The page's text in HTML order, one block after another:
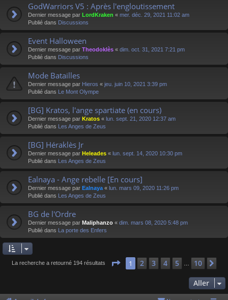
GodWarriors V5 : Après l'engloutissement
Dernier message par LordKraken « mer. déc. 29, 2021 11:02 am
Publié dans Discussions
Event Halloween
Dernier message par Theodoklès « dim. oct. 31, 2021 7:21 pm
Publié dans Discussions
Mode Batailles
Dernier message par Hieros « jeu. juin 10, 2021 3:39 pm
Publié dans Le Mont Olympe
[BG] Kratos, l'ange spartiate (en cours)
Dernier message par Kratos « lun. sept. 21, 2020 12:37 am
Publié dans Les Anges de Zeus
[BG] Héraklès Jr
Dernier message par Heleades « lun. sept. 14, 2020 10:30 pm
Publié dans Les Anges de Zeus
Ealnaya - Ange rebelle [En cours]
Dernier message par Ealnaya « lun. mars 09, 2020 11:26 pm
Publié dans Les Anges de Zeus
BG de l'Ordre
Dernier message par Maliphanzo « dim. mars 08, 2020 5:48 pm
Publié dans La porte des Enfers
La recherche a retourné 194 résultats Page 1sur 10
1 2 3 4 5 10
Aller